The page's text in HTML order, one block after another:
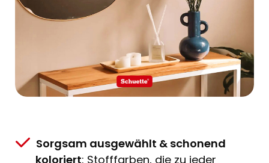
Sorgsam ausgewählt & schonend
koloriert: Stofffarben, die zu jeder